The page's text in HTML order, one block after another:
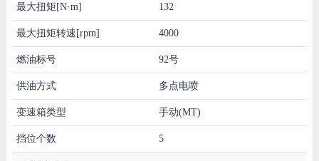
最大扭矩[N·m] 132
最大扭矩转速[rpm] 4000
燃油标号 92号
供油方式 多点电喷
变速箱类型 手动(MT)
挡位个数 5